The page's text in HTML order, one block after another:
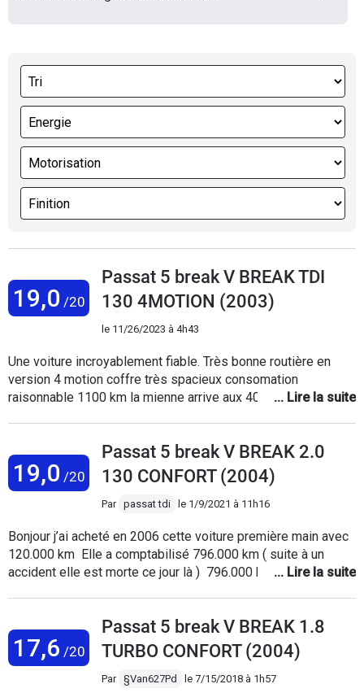
19,0 /20
Passat 5 break V BREAK TDI
130 4MOTION (2003)
le 11/26/2023 à 4h43
Une voiture incroyablement fiable. Très bonne routière en
version 4 motion coffre très spacieux consomation
raisonnable 1100 km la mienne arrive aux 400000 kms ..je
19,0 /20
Passat 5 break V BREAK 2.0
130 CONFORT (2004)
Par passat tdi le 1/9/2021 à 11h16
Bonjour j’ai acheté en 2006 cette voiture première main avec
120.000 km Elle a comptabilisé 796.000 km ( suite à un
accident elle est morte ce jour là ) 796.000 km de bon et
60.000km Embrayage à 380.000km Dans sa vie elle a fait
aussi environ 6 soufflé de cardans et 11 débitmètres ( au
point de tout le temps en avoir un dans le coffre pour le
changer sûr le bord de la route (environ 10min )) Et voiture
17,6 /20
Passat 5 break V BREAK 1.8
TURBO CONFORT (2004)
Par §Van627Pd le 7/15/2018 à 1h57